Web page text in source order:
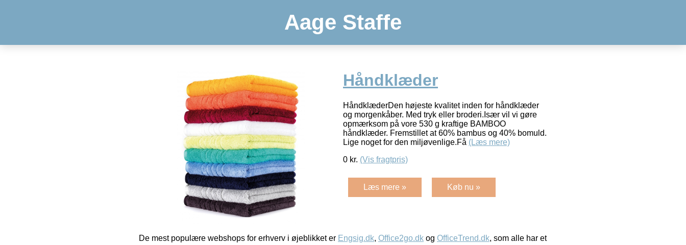
Aage Staffe
Håndklæder
HåndklæderDen højeste kvalitet inden for håndklæder
og morgenkåber. Med tryk eller broderi.Især vil vi gøre
opmærksom på vore 530 g kraftige BAMBOO
håndklæder. Fremstillet at 60% bambus og 40% bomuld.
Lige noget for den miljøvenlige.Få (Læs mere)
0 kr. (Vis fragtpris)
Læs mere » Køb nu »
De mest populære webshops for erhverv i øjeblikket er Engsig.dk, Office2go.dk og OfficeTrend.dk, som alle har et